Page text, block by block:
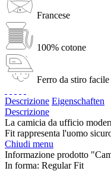
Francese
100% cotone
Ferro da stiro facile
Descrizione Eigenschaften
Descrizione
La camicia da ufficio
Fit rappresenta l'uomo
Chiudi menu
Informazione prodotto
In forma: Regular Fit